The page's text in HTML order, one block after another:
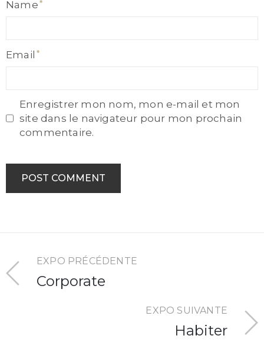
Name
Email
Enregistrer mon nom, mon e-mail et mon
site dans le navigateur pour mon prochain
commentaire.
EXPO PRÉCÉDENTE
Corporate
EXPO SUIVANTE
Habiter